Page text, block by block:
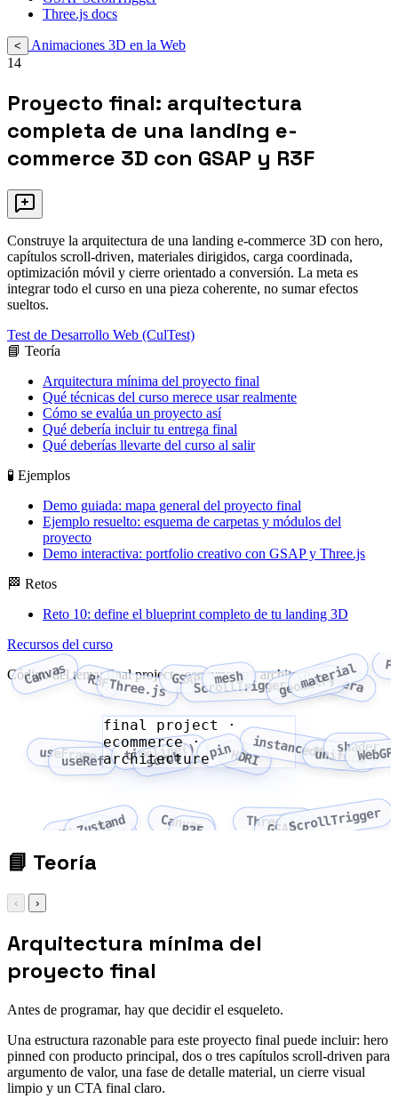
Three.js docs
<
Animaciones 3D en la Web
14
Proyecto final: arquitectura
completa de una landing e-
commerce 3D con GSAP y R3F
Construye la arquitectura de una landing e-commerce 3D con hero,
capítulos scroll-driven, materiales dirigidos, carga coordinada,
optimización móvil y cierre orientado a conversión. La meta es
integrar todo el curso en una pieza coherente, no sumar efectos
sueltos.
Test de Desarrollo Web (CulTest)
📘 Teoría
Arquitectura mínima del proyecto final
Qué técnicas del curso merece usar realmente
Cómo se evalúa un proyecto así
Qué debería incluir tu entrega final
Qué deberías llevarte del curso al salir
🧪 Ejemplos
Demo guiada: mapa general del proyecto final
Ejemplo resuelto: esquema de carpetas y módulos del
proyecto
Demo interactiva: portfolio creativo con GSAP y Three.js
🏁 Retos
Reto 10: define el blueprint completo de tu landing 3D
Recursos del curso
Código del tema: final project · ecommerce · architecture
Canvas R3FThree.js GSAPScrollTrigger
mesh geometry
material
camera
useFrame
useRef timeline()
scrub pinHDRIinstancedMesh
uniform
shader
TSLZustand
Drei Canvas
R3F
Three.js
GSAPScrollTrigger
final project ·
ecommerce ·
architecture
📘 Teoría
‹ ›
Arquitectura mínima del
proyecto final
Antes de programar, hay que decidir el esqueleto.
Una estructura razonable para este proyecto final puede incluir: hero
pinned con producto principal, dos o tres capítulos scroll-driven para
argumento de valor, una fase de detalle material, un cierre visual
limpio y un CTA final claro.